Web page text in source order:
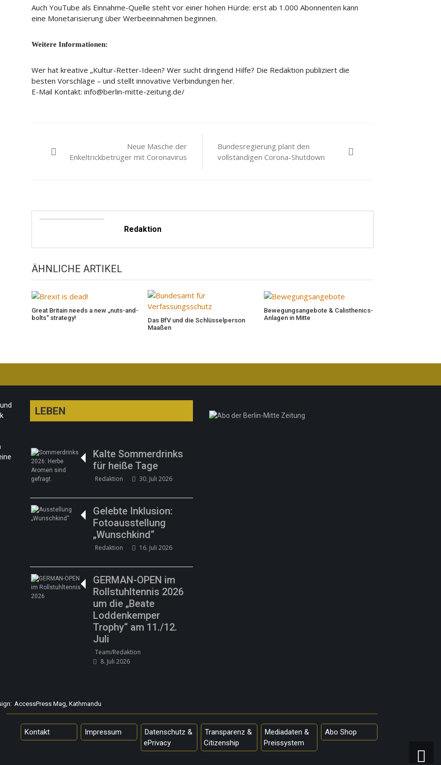
Auch YouTube als Einnahme-Quelle steht vor einer hohen Hürde: erst ab 1.000 Abonnenten kann
eine Monetarisierung über Werbeeinnahmen beginnen.
Weitere Informationen:
Wer hat kreative „Kultur-Retter-Ideen? Wer sucht dringend Hilfe? Die Redaktion publiziert die
besten Vorschläge – und stellt innovative Verbindungen her.
E-Mail Kontakt: info@berlin-mitte-zeitung.de/
Neue Masche der
Enkeltrickbetrüger mit Coronavirus
Bundesregierung plant den
vollständigen Corona-Shutdown
Redaktion
ÄHNLICHE ARTIKEL
Great Britain needs a new „nuts-and-
bolts“ strategy!
Das BfV und die Schlüsselperson
Maaßen
Bewegungsangebote & Calisthenics-
Anlagen in Mitte
LEBEN
Kalte Sommerdrinks
für heiße Tage
Redaktion 30. Juli 2026
Gelebte Inklusion:
Fotoausstellung
„Wunschkind“
Redaktion 16. Juli 2026
GERMAN-OPEN im
Rollstuhltennis 2026
um die „Beate
Loddenkemper
Trophy“ am 11./12.
Juli
Team/Redaktion
8. Juli 2026
AccessPress Mag, Kathmandu
Kontakt Impressum
Datenschutz &
ePrivacy
Transparenz &
Citizenship
Mediadaten &
Preissystem
Abo Shop